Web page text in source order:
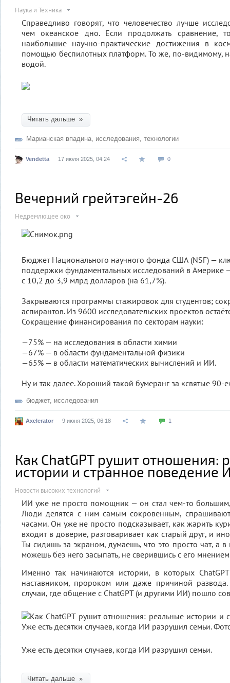
Наука и Техника
Справедливо говорят, что человечество лучше
чем океанское дно. Если продолжать сравнение,
наибольшие научно-практические достижения в
помощью беспилотных платформ. То же, по-видимому,
водой.
Читать дальше »
Марианская впадина, исследования, технологии
Vendetta 17 июля 2025, 04:24 0
Вечерний грейтэгейн-26
Недремлющее око
Бюджет Национального научного фонда США (NSF) —
поддержки фундаментальных исследований в Америке
с 10,2 до 3,9 млрд долларов (на 61,7%).
Закрываются программы стажировок для студентов;
аспирантов. Из 9600 исследовательских проектов
Сокращение финансирования по секторам науки:
—75% — на исследования в области химии
—67% — в области фундаментальной физики
—65% — в области математических вычислений и ИИ.
Ну и так далее. Хороший такой бумеранг за «святые 90-
бюджет, исследования
Axelerator 9 июня 2025, 06:18 1
Как ChatGPT рушит отношения:
истории и странное поведение
Новости высоких технологий
ИИ уже не просто помощник — он стал чем-то
Люди делятся с ним самым сокровенным, спрашивают
часами. Он уже не просто подсказывает, как жарить
входит в доверие, разговаривает как старый друг, и
Ты сидишь за экраном, думаешь, что это просто чат, а
можешь без него засыпать, не сверившись с его
Именно так начинаются истории, в которых ChatGPT
наставником, пророком или даже причиной
случаи, где общение с ChatGPT (и другими ИИ) пошло
Уже есть десятки случаев, когда ИИ разрушил семьи.
Читать дальше »